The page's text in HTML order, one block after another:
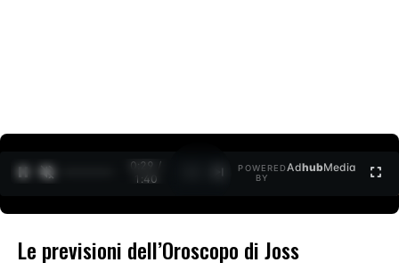
0:30 /
1:40
POWERED
BY
AdhubMedia
Le previsioni dell’Oroscopo di Joss